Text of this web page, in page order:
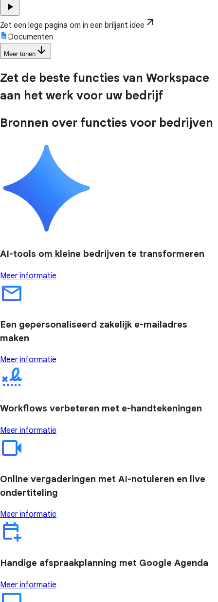
play_arrow
Zet een lege pagina om in een briljant idee arrow_outward
Documenten
Meer tonen arrow_downward
Zet de beste functies van Workspace
aan het werk voor uw bedrijf
Bronnen over functies voor bedrijven
AI-tools om kleine bedrijven te transformeren
Meer informatie
Een gepersonaliseerd zakelijk e-mailadres
maken
Meer informatie
Workflows verbeteren met e-handtekeningen
Meer informatie
Online vergaderingen met AI-notuleren en live
ondertiteling
Meer informatie
Handige afspraakplanning met Google Agenda
Meer informatie